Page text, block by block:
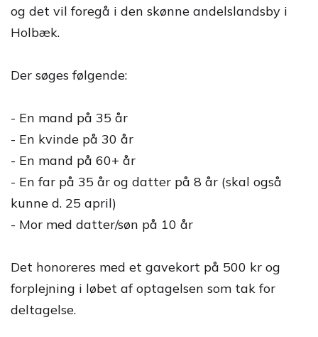
og det vil foregå i den skønne andelslandsby i
Holbæk.
Der søges følgende:
- En mand på 35 år
- En kvinde på 30 år
- En mand på 60+ år
- En far på 35 år og datter på 8 år (skal også
kunne d. 25 april)
- Mor med datter/søn på 10 år
Det honoreres med et gavekort på 500 kr og
forplejning i løbet af optagelsen som tak for
deltagelse.